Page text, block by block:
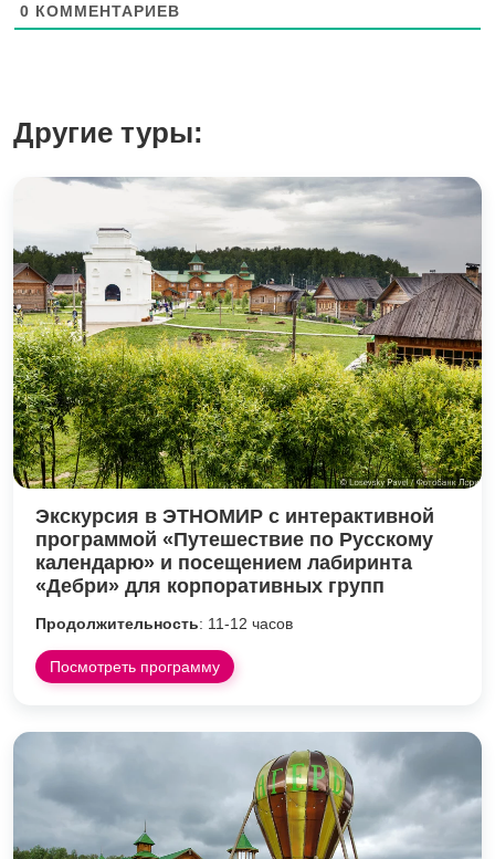
0 КОММЕНТАРИЕВ
Другие туры:
Экскурсия в ЭТНОМИР с интерактивной
программой «Путешествие по Русскому
календарю» и посещением лабиринта
«Дебри» для корпоративных групп
Продолжительность: 11-12 часов
Посмотреть программу